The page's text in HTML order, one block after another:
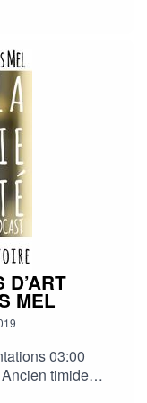
D’ART
MEL
08:30 La